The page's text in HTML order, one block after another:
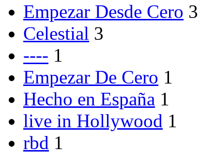
Empezar Desde Cero 3
Celestial 3
---- 1
Empezar De Cero 1
Hecho en España 1
live in Hollywood 1
rbd 1